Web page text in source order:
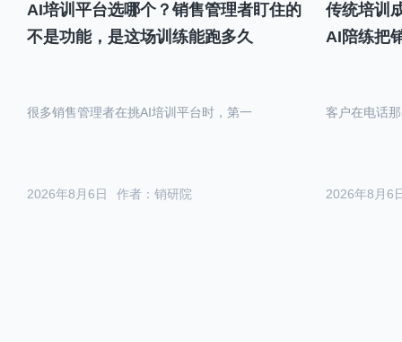
AI培训平台选哪个？销售管理者盯住的
不是功能，是这场训练能跑多久
作者：销研院
2026年8月6日
很多销售管理者在挑AI培训平台时，第一
传统培训
AI陪练把
2026年8月6
客户在电话